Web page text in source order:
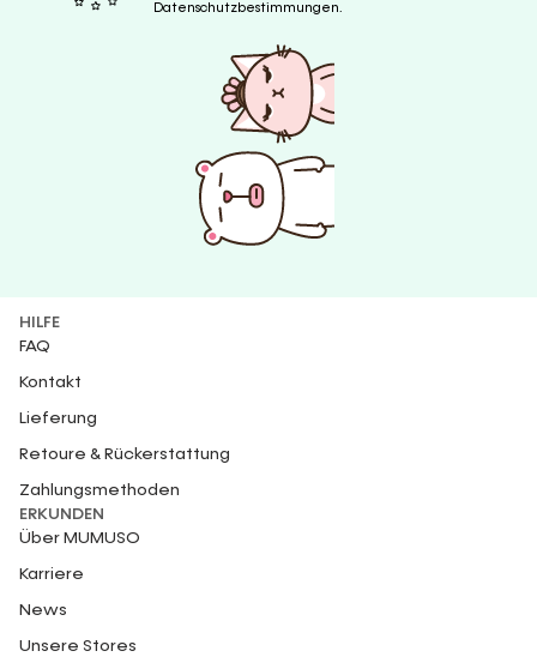
Datenschutzbestimmungen.
HILFE
FAQ
Kontakt
Lieferung
Retoure & Rückerstattung
Zahlungsmethoden
ERKUNDEN
Über MUMUSO
Karriere
News
Unsere Stores